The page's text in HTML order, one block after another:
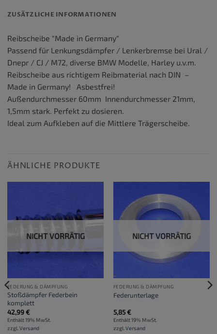
ZUSÄTZLICHE INFORMATIONEN
Reibscheibe "Made in Germany"
Passend für Lenkungsdämpfer / Lenkerbremse bei Ural /
Dnepr / CJ / M72, diverse BMW Modelle, Harley u.v.m.
Reibscheibe aus richtigem Reibmaterial nach DIN –
Made in Germany! Asbestfrei!
Außendurchmesser 60mm Innendurchmesser 21mm,
1,5mm stark. Perfekt zu dosieren.
Ideal zum Aufkleben auf die Mittlere Trägerscheibe.
ÄHNLICHE PRODUKTE
NICHT VORRÄTIG
FEDERUNG & DÄMPFUNG
Stoßdämpfer Federbein
komplett
42,99€
Enthält 19% MwSt.
zzgl. Versand
NICHT VORRÄTIG
FEDERUNG & DÄMPFUNG
Federunterlage
5,85€
Enthält 19% MwSt.
zzgl. Versand